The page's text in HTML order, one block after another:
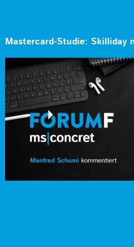
Mastercard-Studie: Skilliday